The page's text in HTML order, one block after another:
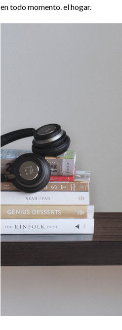
en todo momento. el hogar.